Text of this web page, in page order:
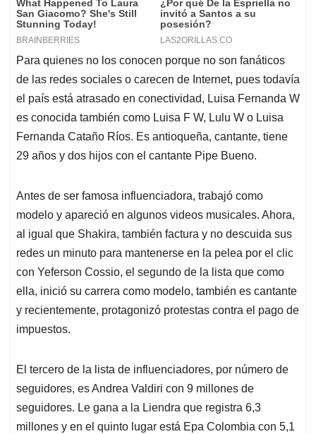
Para quienes no los conocen porque no son fanáticos
de las redes sociales o carecen de Internet, pues todavía
el país está atrasado en conectividad, Luisa Fernanda W
es conocida también como Luisa F W, Lulu W o Luisa
Fernanda Cataño Ríos. Es antioqueña, cantante, tiene
29 años y dos hijos con el cantante Pipe Bueno.
Antes de ser famosa influenciadora, trabajó como
modelo y apareció en algunos videos musicales. Ahora,
al igual que Shakira, también factura y no descuida sus
redes un minuto para mantenerse en la pelea por el clic
con Yeferson Cossio, el segundo de la lista que como
ella, inició su carrera como modelo, también es cantante
y recientemente, protagonizó protestas contra el pago de
impuestos.
El tercero de la lista de influenciadores, por número de
seguidores, es Andrea Valdiri con 9 millones de
seguidores. Le gana a la Liendra que registra 6,3
millones y en el quinto lugar está Epa Colombia con 5,1